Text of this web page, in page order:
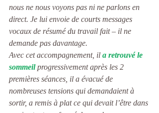
nous ne nous voyons pas ni ne parlons en
direct. Je lui envoie de courts messages
vocaux de résumé du travail fait – il ne
demande pas davantage.
Avec cet accompagnement, il a retrouvé le
sommeil progressivement après les 2
premières séances, il a évacué de
nombreuses tensions qui demandaient à
sortir, a remis à plat ce qui devait l’être dans